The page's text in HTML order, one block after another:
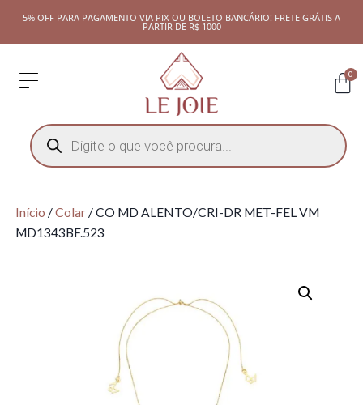
5% OFF PARA PAGAMENTO VIA PIX OU BOLETO BANCÁRIO! FRETE GRÁTIS A
PARTIR DE R$ 1000
0
Início /Colar/ CO MD ALENTO/CRI-DR MET-FEL VM
MD1343BF.523